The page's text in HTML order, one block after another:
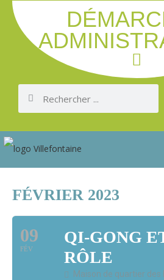
FÉVRIER 2023
09
FÉV
QI-GONG
RÔLE
Maison de quartier des